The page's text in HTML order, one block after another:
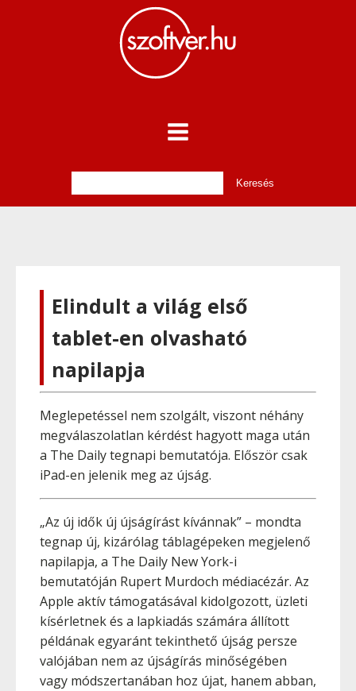
Elindult a világ első
tablet-en olvasható
napilapja
Meglepetéssel nem szolgált, viszont néhány
megválaszolatlan kérdést hagyott maga után
a The Daily tegnapi bemutatója. Először csak
iPad-en jelenik meg az újság.
„Az új idők új újságírást kívánnak” – mondta
tegnap új, kizárólag táblagépeken megjelenő
napilapja, a The Daily New York-i
bemutatóján Rupert Murdoch médiacézár. Az
Apple aktív támogatásával kidolgozott, üzleti
kísérletnek és a lapkiadás számára állított
példának egyaránt tekinthető újság persze
valójában nem az újságírás minőségében
vagy módszertanában hoz újat, hanem abban,